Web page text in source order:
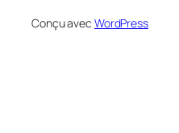
Conçu avec WordPress